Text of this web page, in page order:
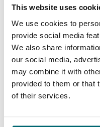
This website uses
We use cookies to
provide social media
We also share
our social media,
may combine it with
provided to them or that
of their services.
Von
The Carp
Name, sondern
Unser Angebot